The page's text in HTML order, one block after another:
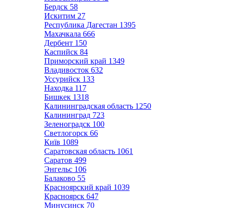
Бердск 58
Искитим 27
Республика Дагестан 1395
Махачкала 666
Дербент 150
Каспийск 84
Приморский край 1349
Владивосток 632
Уссурийск 133
Находка 117
Бишкек 1318
Калининградская область 1250
Калининград 723
Зеленоградск 100
Светлогорск 66
Київ 1089
Саратовская область 1061
Саратов 499
Энгельс 106
Балаково 55
Красноярский край 1039
Красноярск 647
Минусинск 70